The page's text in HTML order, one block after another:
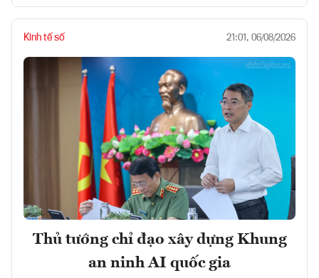
Kinh tế số 21:01, 06/08/2026
Thủ tướng chỉ đạo xây dựng Khung
an ninh AI quốc gia